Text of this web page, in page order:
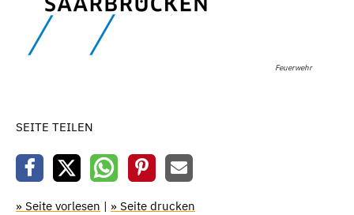
Feuerwehr
SEITE TEILEN
» Seite vorlesen | » Seite drucken